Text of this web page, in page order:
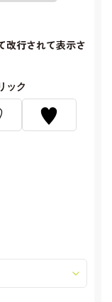
改行されて表示さ
ック
♥